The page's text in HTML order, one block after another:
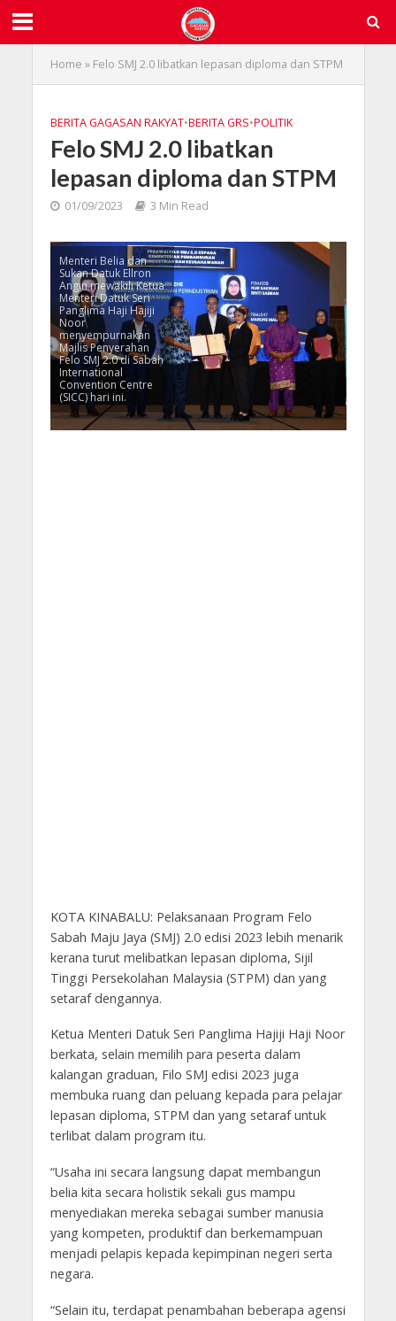
Home » Felo SMJ 2.0 libatkan lepasan diploma dan STPM
BERITA GAGASAN RAKYAT•BERITA GRS•POLITIK
Felo SMJ 2.0 libatkan
lepasan diploma dan STPM
01/09/2023 3 Min Read
Menteri Belia dan
Sukan Datuk Ellron
Angin mewakili Ketua
Menteri Datuk Seri
Panglima Haji Hajiji
Noor
menyempurnakan
Majlis Penyerahan
Felo SMJ 2.0 di Sabah
International
Convention Centre
(SICC) hari ini.
KOTA KINABALU: Pelaksanaan Program Felo
Sabah Maju Jaya (SMJ) 2.0 edisi 2023 lebih menarik
kerana turut melibatkan lepasan diploma, Sijil
Tinggi Persekolahan Malaysia (STPM) dan yang
setaraf dengannya.
Ketua Menteri Datuk Seri Panglima Hajiji Haji Noor
berkata, selain memilih para peserta dalam
kalangan graduan, Filo SMJ edisi 2023 juga
membuka ruang dan peluang kepada para pelajar
lepasan diploma, STPM dan yang setaraf untuk
terlibat dalam program itu.
“Usaha ini secara langsung dapat membangun
belia kita secara holistik sekali gus mampu
menyediakan mereka sebagai sumber manusia
yang kompeten, produktif dan berkemampuan
menjadi pelapis kepada kepimpinan negeri serta
negara.
“Selain itu, terdapat penambahan beberapa agensi